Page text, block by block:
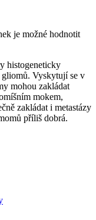
je možné hodnotit
histogeneticky
gliomů. Vyskytují se v
mohou zakládat
mokem,
zakládat i metastázy
příliš dobrá.